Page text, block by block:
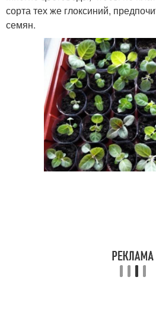
сорта тех же глоксиний,
семян.